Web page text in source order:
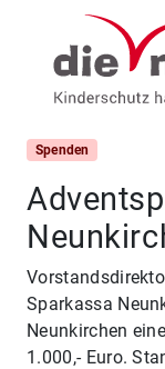
Weiter zum Inhalt
Spenden
Sparkassa
Neunkirchen
1.000,- Euro.